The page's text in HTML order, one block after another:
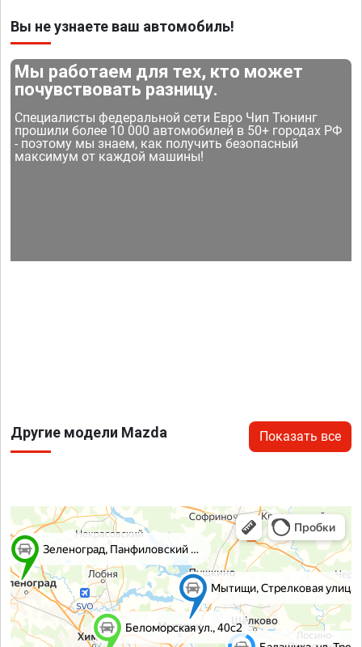
Вы не узнаете ваш автомобиль!
Мы работаем для тех, кто может
почувствовать разницу.
Специалисты федеральной сети Евро Чип Тюнинг
прошили более 10 000 автомобилей в 50+ городах РФ
- поэтому мы знаем, как получить безопасный
максимум от каждой машины!
Другие модели Mazda Показать все